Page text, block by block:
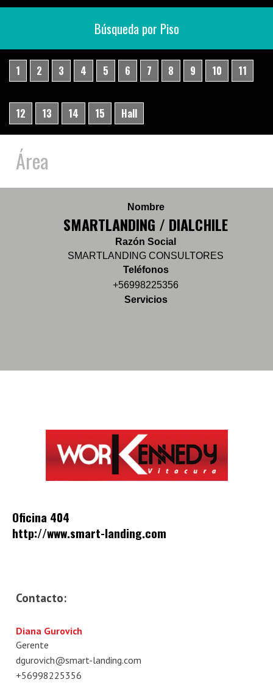
Búsqueda por Piso
1 2 3 4 5 6 7 8 9 10 11
12 13 14 15 Hall
Área
Nombre
SMARTLANDING / DIALCHILE
Razón Social
SMARTLANDING CONSULTORES
Teléfonos
+56998225356
Servicios
Oficina 404
http://www.smart-landing.com
Contacto:
Diana Gurovich
Gerente
dgurovich@smart-landing.com
+56998225356